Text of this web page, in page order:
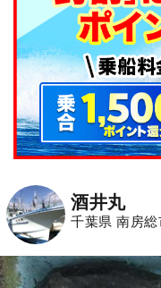
酒井丸
千葉県 南房